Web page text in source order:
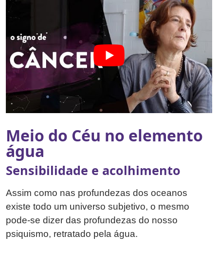
Meio do Céu no elemento
água
Sensibilidade e acolhimento
Assim como nas profundezas dos oceanos
existe todo um universo subjetivo, o mesmo
pode-se dizer das profundezas do nosso
psiquismo, retratado pela água.